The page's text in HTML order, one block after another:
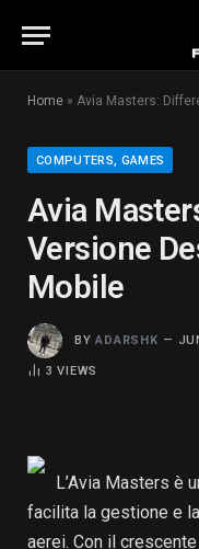
Home » Avia Masters:
COMPUTERS, GAMES
Avia
Versione
Mobile
BY ADARSHK
3VIEWS
L’Avia Masters è
facilita la gestione e
aerei. Con il